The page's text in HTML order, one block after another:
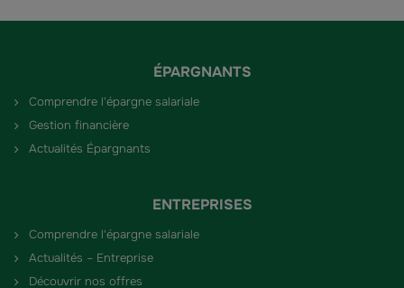
ÉPARGNANTS
Comprendre l'épargne salariale
Gestion financière
Actualités Épargnants
ENTREPRISES
Comprendre l'épargne salariale
Actualités – Entreprise
Découvrir nos offres